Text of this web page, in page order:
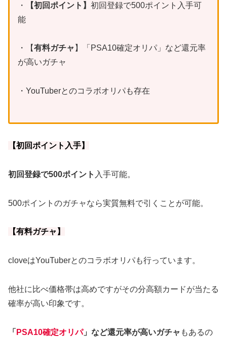
・ 【初回ポイント】 初回登録で500ポイント入手可
能
・【有料ガチャ 】「PSA10確定オリパ」など還元率
が高いガチャ
・YouTuberとのコラボオリパも存在
【初回ポイント入手】
初回登録で500ポイント 入手可能。
500ポイントのガチャなら実質無料で引くことが可能。
【有料ガチャ】
cloveはYouTuberとのコラボオリパも行っています。
他社に比べ価格帯は高めですがその分高額カードが当たる
確率が高い印象です。
「 PSA10確定オリパ」など還元率が高いガチャ もあるの